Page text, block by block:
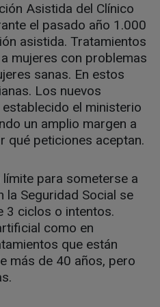
Asistida del Clínico
el pasado año 1.000
asistida. Tratamientos
mujeres con problemas
sanas. En estos
Los nuevos
el ministerio
un amplio margen a
qué peticiones aceptan.
para someterse a
Seguridad Social se
3 ciclos o intentos.
como en
que están
más de 40 años, pero